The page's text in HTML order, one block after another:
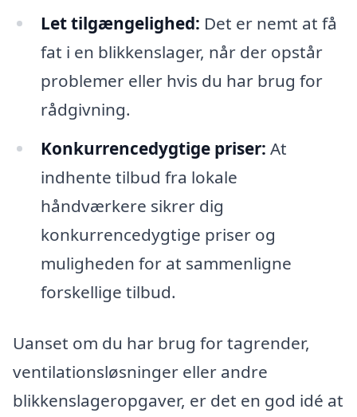
Let tilgængelighed: Det er nemt at få
fat i en blikkenslager, når der opstår
problemer eller hvis du har brug for
rådgivning.
Konkurrencedygtige priser: At
indhente tilbud fra lokale
håndværkere sikrer dig
konkurrencedygtige priser og
muligheden for at sammenligne
forskellige tilbud.
Uanset om du har brug for tagrender,
ventilationsløsninger eller andre
blikkenslageropgaver, er det en god idé at